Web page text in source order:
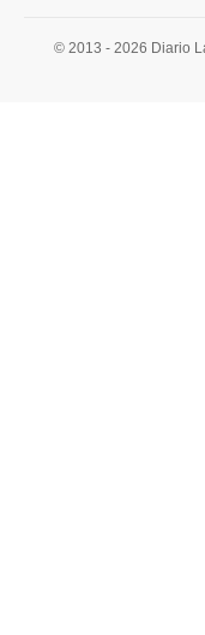
© 2013 - 2026 Diario